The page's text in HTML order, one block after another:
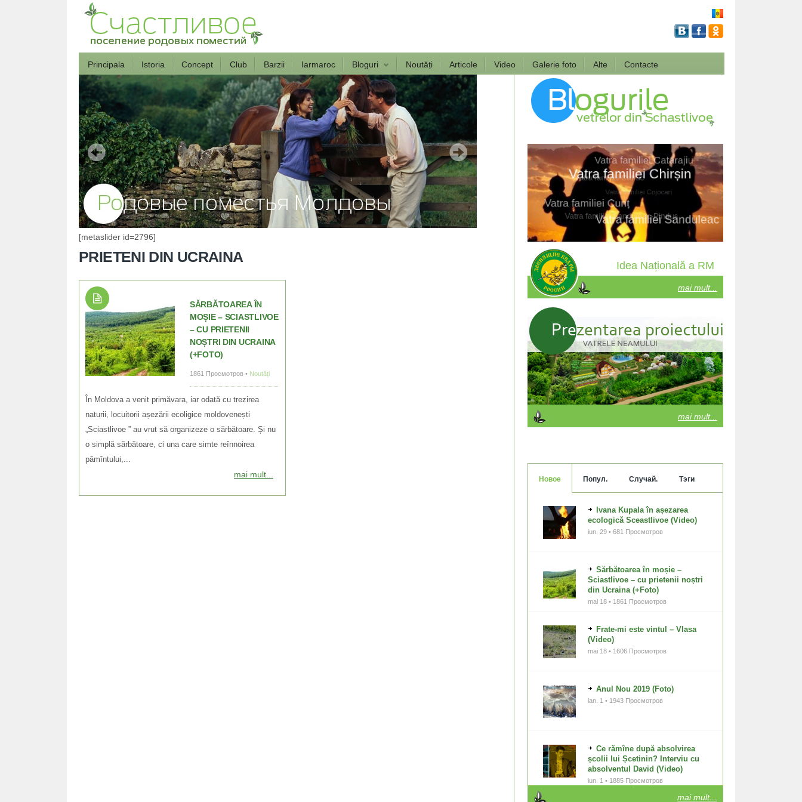
Principala Istoria Concept Club Barzii Iarmaroc Bloguri Noutăți Articole Video Galerie foto Alte Contacte
[metaslider id=2796]
PRIETENI DIN UCRAINA
SĂRBĂTOAREA ÎN
MOȘIE – SCIASTLIVOE
– CU PRIETENII
NOȘTRI DIN UCRAINA
(+FOTO)
1861 Просмотров • Noutăți
mai mult...
În Moldova a venit primăvara, iar odată cu trezirea
naturii, locuitorii așezării ecoligice moldovenești
„Sciastlivoe ” au vrut să organizeze o sărbătoare. Și nu
o simplă sărbătoare, ci una care simte reînnoirea
pămîntului,...
Idea Națională a RM
mai mult...
mai mult...
Новое Попул. Случай. Тэги
Ivana Kupala în așezarea
ecologică Sceastlivoe (Video)
iun. 29 • 681 Просмотров
Sărbătoarea în moșie –
Sciastlivoe – cu prietenii noștri
din Ucraina (+Foto)
mai 18 • 1861 Просмотров
Frate-mi este vintul – Vlasa
(Video)
mai 18 • 1606 Просмотров
Anul Nou 2019 (Foto)
ian. 1 • 1943 Просмотров
Ce rămîne după absolvirea
școlii lui Șcetinin? Interviu cu
absolventul David (Video)
iun. 1 • 1885 Просмотров
mai mult...